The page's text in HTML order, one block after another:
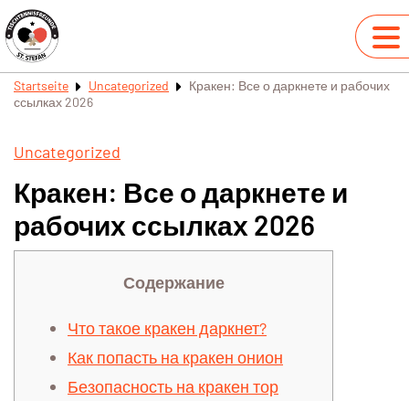
Startseite Uncategorized
Кракен: Все о даркнете и рабочих
ссылках 2026
Uncategorized
Кракен: Все о даркнете и
рабочих ссылках 2026
Содержание
Что такое кракен даркнет?
Как попасть на кракен онион
Безопасность на кракен тор